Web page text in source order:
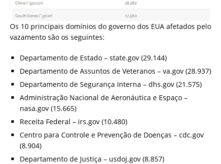
Os 10 principais domínios do governo dos EUA afetados pelo
vazamento são os seguintes:
Departamento de Estado – state.gov (29.144)
Departamento de Assuntos de Veteranos – va.gov (28.937)
Departamento de Segurança Interna – dhs.gov (21.575)
Administração Nacional de Aeronáutica e Espaço –
nasa.gov (15.665)
Receita Federal – irs.gov (10.480)
Centro para Controle e Prevenção de Doenças – cdc.gov
(8.904)
Departamento de Justiça – usdoj.gov (8.857)